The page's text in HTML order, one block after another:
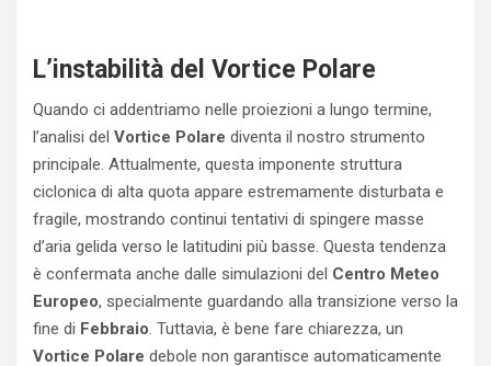
L’instabilità del Vortice Polare
Quando ci addentriamo nelle proiezioni a lungo termine,
l’analisi del Vortice Polare diventa il nostro strumento
principale. Attualmente, questa imponente struttura
ciclonica di alta quota appare estremamente disturbata e
fragile, mostrando continui tentativi di spingere masse
d’aria gelida verso le latitudini più basse. Questa tendenza
è confermata anche dalle simulazioni del Centro Meteo
Europeo, specialmente guardando alla transizione verso la
fine di Febbraio . Tuttavia, è bene fare chiarezza, un
Vortice Polare debole non garantisce automaticamente